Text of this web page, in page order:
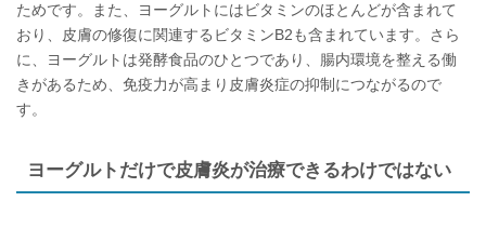
ためです。また、ヨーグルトにはビタミンのほとんどが含まれて
おり、皮膚の修復に関連するビタミンB2も含まれています。さら
に、ヨーグルトは発酵食品のひとつであり、腸内環境を整える働
きがあるため、免疫力が高まり皮膚炎症の抑制につながるので
す。
ヨーグルトだけで皮膚炎が治療できるわけではない